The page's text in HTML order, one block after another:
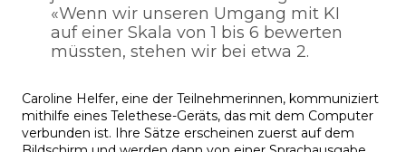
«Wenn wir unseren Umgang mit KI
auf einer Skala von 1 bis 6 bewerten
müssten, stehen wir bei etwa 2.
Caroline Helfer, eine der Teilnehmerinnen, kommuniziert
mithilfe eines Telethese-Geräts, das mit dem Computer
verbunden ist. Ihre Sätze erscheinen zuerst auf dem